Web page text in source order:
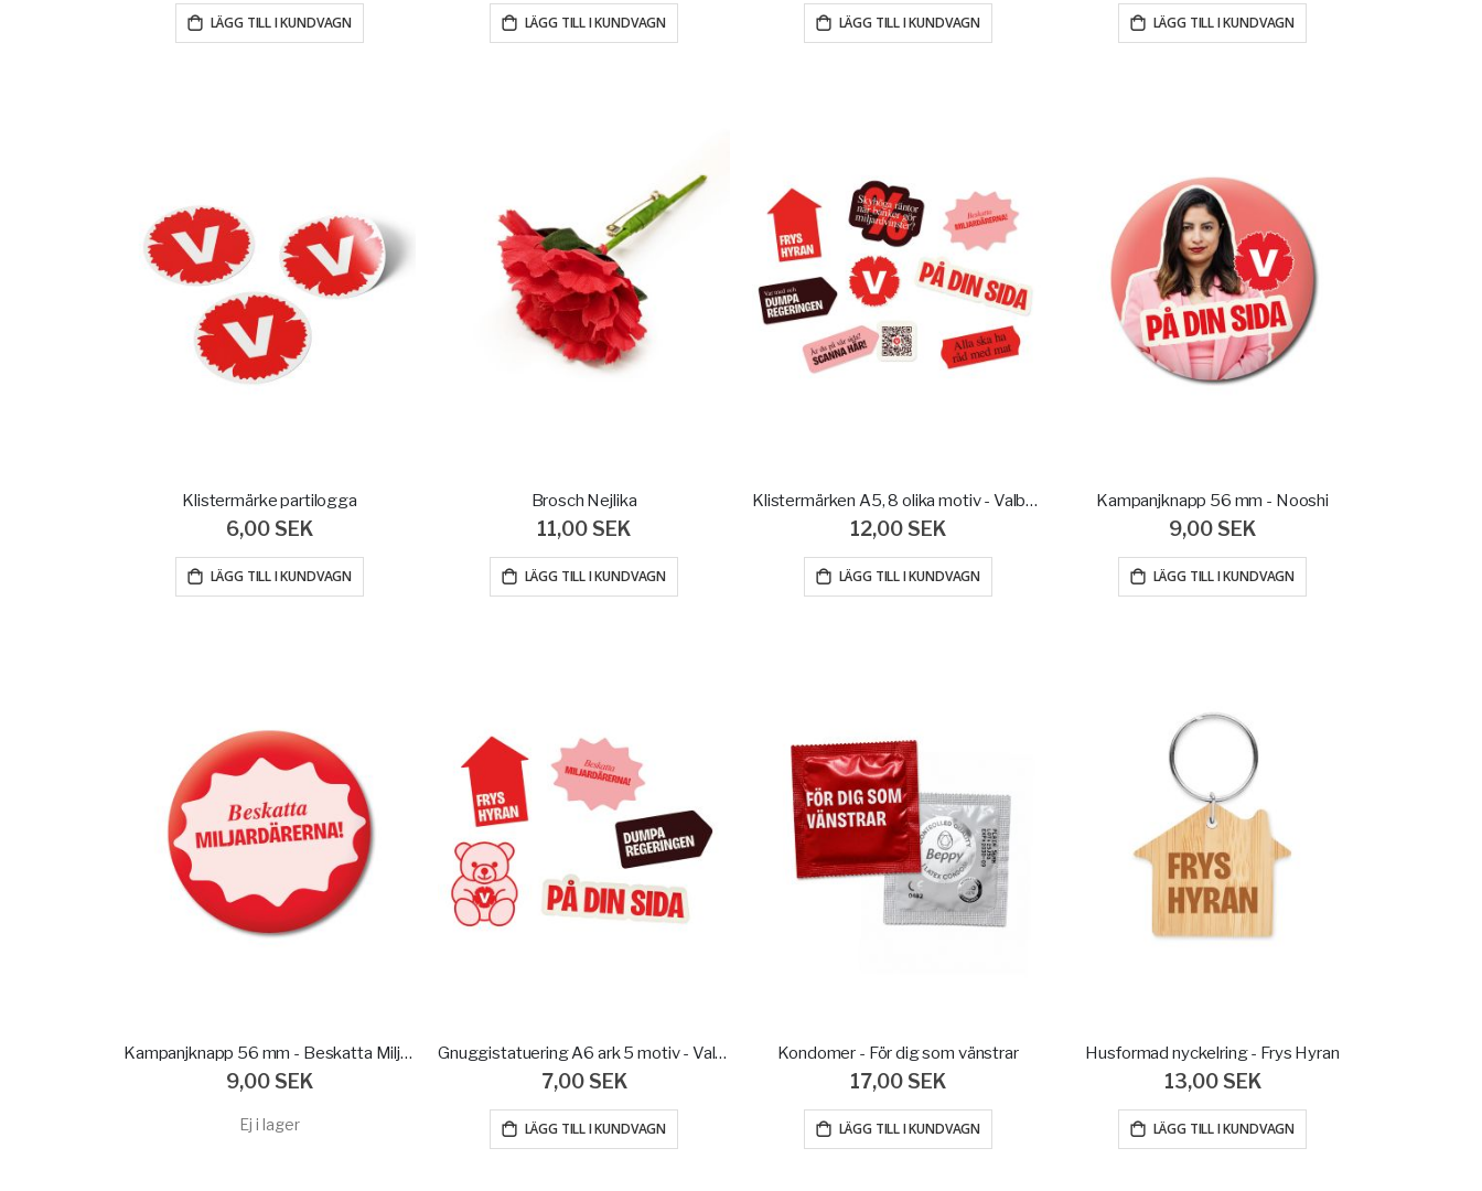
LÄGG TILL I KUNDVAGN LÄGG TILL I KUNDVAGN LÄGG TILL I KUNDVAGN LÄGG TILL I KUNDVAGN
Klistermärke partilogga
6,00 SEK
LÄGG TILL I KUNDVAGN
Brosch Nejlika
11,00 SEK
LÄGG TILL I KUNDVAGN
Klistermärken A5, 8 olika motiv - Valbudskap
12,00 SEK
LÄGG TILL I KUNDVAGN
Kampanjknapp 56 mm - Nooshi
9,00 SEK
LÄGG TILL I KUNDVAGN
Kampanjknapp 56 mm - Beskatta Miljadärerna
9,00 SEK
Ej i lager
Gnuggistatuering A6 ark 5 motiv - Valbudskap
7,00 SEK
LÄGG TILL I KUNDVAGN
Kondomer - För dig som vänstrar
17,00 SEK
LÄGG TILL I KUNDVAGN
Husformad nyckelring - Frys Hyran
13,00 SEK
LÄGG TILL I KUNDVAGN